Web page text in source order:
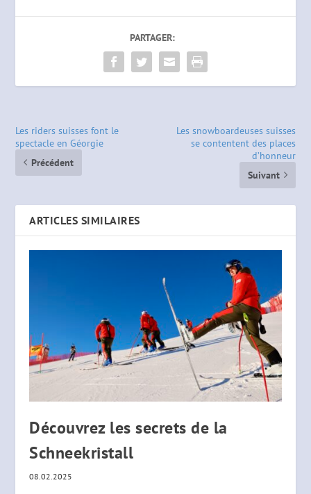
PARTAGER:
Les riders suisses font le
spectacle en Géorgie
Précédent
Les snowboardeuses suisses
se contentent des places
d’honneur
Suivant
ARTICLES SIMILAIRES
Découvrez les secrets de la
Schneekristall
08.02.2025